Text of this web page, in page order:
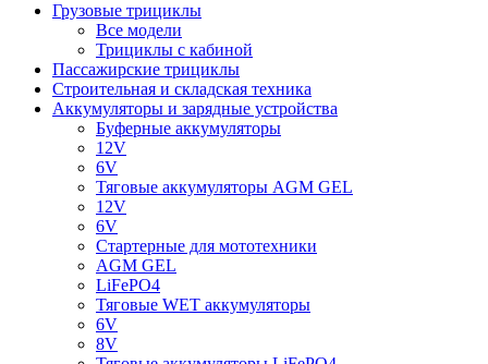
Грузовые трициклы
Все модели
Трициклы с кабиной
Пассажирские трициклы
Строительная и складская техника
Аккумуляторы и зарядные устройства
Буферные аккумуляторы
12V
6V
Тяговые аккумуляторы AGM GEL
12V
6V
Стартерные для мототехники
AGM GEL
LiFePO4
Тяговые WET аккумуляторы
6V
8V